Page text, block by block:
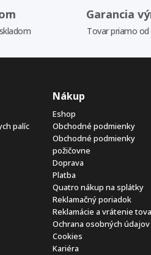
Garancia
Tovar priamo od
palíc
Nákup
Eshop
Obchodné podmienky
Obchodné podmienky
požičovne
Doprava
Platba
Quatro nákup na splátky
Reklamačný poriadok
Reklamácie a vrátenie
Ochrana osobných údajov
Cookies
Kariéra